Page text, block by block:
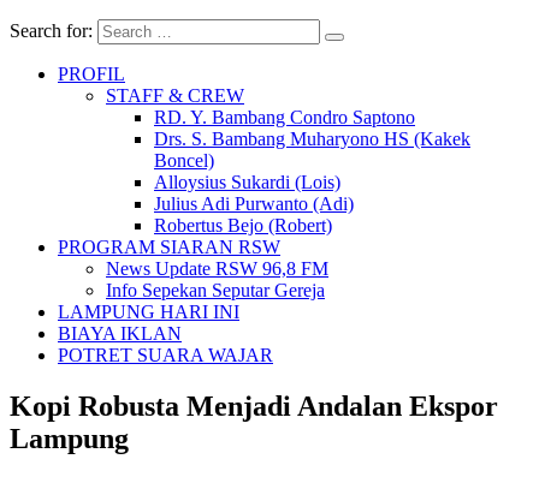
Search for:
PROFIL
STAFF & CREW
RD. Y. Bambang Condro Saptono
Drs. S. Bambang Muharyono HS (Kakek
Boncel)
Alloysius Sukardi (Lois)
Julius Adi Purwanto (Adi)
Robertus Bejo (Robert)
PROGRAM SIARAN RSW
News Update RSW 96,8 FM
Info Sepekan Seputar Gereja
LAMPUNG HARI INI
BIAYA IKLAN
POTRET SUARA WAJAR
Kopi Robusta Menjadi Andalan Ekspor
Lampung